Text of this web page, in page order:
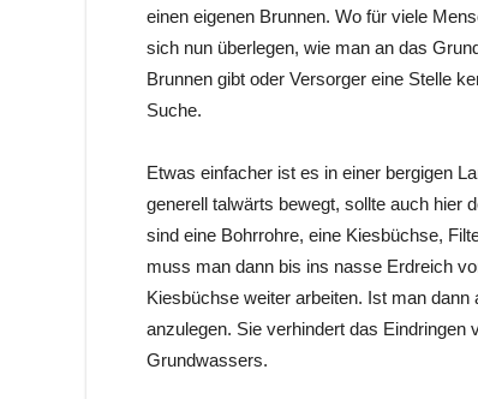
einen eigenen Brunnen. Wo für viele
sich nun überlegen, wie man an das
Brunnen gibt oder Versorger eine Stelle
Suche.
Etwas einfacher ist es in einer bergigen
generell talwärts bewegt, sollte auch hier
sind eine Bohrrohre, eine Kiesbüchse,
muss man dann bis ins nasse Erdreich
Kiesbüchse weiter arbeiten. Ist man
anzulegen. Sie verhindert das
Grundwassers.